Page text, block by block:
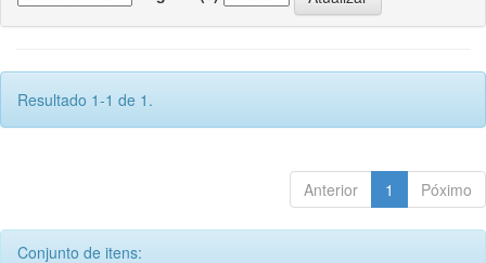
Resultado 1-1 de 1.
Anterior 1 Póximo
Conjunto de itens: